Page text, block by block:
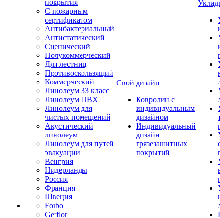
покрытия
С пожарным
сертификатом
Антибактериальный
Антистатический
Сценический
Полукоммерческий
Для лестниц
Противоскользящий
Коммерческий
Линолеум 33 класс
Линолеум ПВХ
Линолеум для
чистых помещений
Акустический
линолеум
Линолеум для путей
эвакуации
Венгрия
Нидерланды
Россия
Франция
Швеция
Forbo
Gerflor
Свой дизайн
Ковролин с
индивидуальным
дизайном
Индивидуальный
дизайн
грязезащитных
покрытий